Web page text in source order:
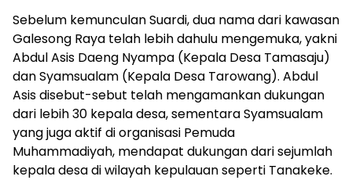
Sebelum kemunculan Suardi, dua nama dari kawasan
Galesong Raya telah lebih dahulu mengemuka, yakni
Abdul Asis Daeng Nyampa (Kepala Desa Tamasaju)
dan Syamsualam (Kepala Desa Tarowang). Abdul
Asis disebut-sebut telah mengamankan dukungan
dari lebih 30 kepala desa, sementara Syamsualam
yang juga aktif di organisasi Pemuda
Muhammadiyah, mendapat dukungan dari sejumlah
kepala desa di wilayah kepulauan seperti Tanakeke.